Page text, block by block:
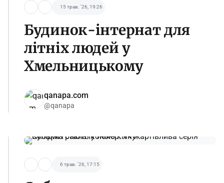
15 трав. '26, 19:26
Будинок-інтернат для
літніх людей у
Хмельницькому
qanapa.com
@qanapa
6 трав. '26, 17:15